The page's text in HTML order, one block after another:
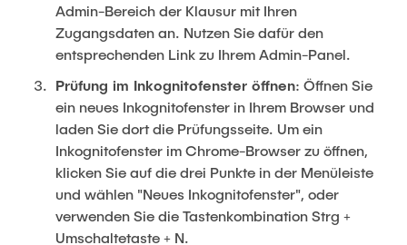
Admin-Bereich der Klausur mit Ihren
Zugangsdaten an. Nutzen Sie dafür den
entsprechenden Link zu Ihrem Admin-Panel.
Prüfung im Inkognitofenster öffnen: Öffnen Sie
ein neues Inkognitofenster in Ihrem Browser und
laden Sie dort die Prüfungsseite. Um ein
Inkognitofenster im Chrome-Browser zu öffnen,
klicken Sie auf die drei Punkte in der Menüleiste
und wählen "Neues Inkognitofenster", oder
verwenden Sie die Tastenkombination Strg +
Umschaltetaste + N.